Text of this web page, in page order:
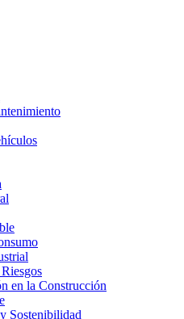
en la Construcción
Sostenibilidad